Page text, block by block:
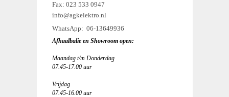
Fax: 023 533 0947
info@agkelektro.nl
WhatsApp: 06-13649936
Afhaalbalie en Showroom open:
Maandag t/m Donderdag
07.45-17.00 uur
Vrijdag
07.45-16.00 uur